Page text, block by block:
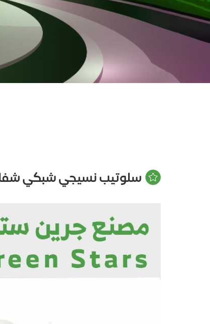
سلوتيب نسيجي شبكي